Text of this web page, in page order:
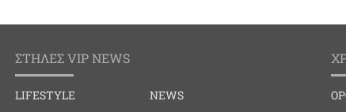
ΣΤΗΛΕΣ VIP NEWS
LIFESTYLE
NEWS